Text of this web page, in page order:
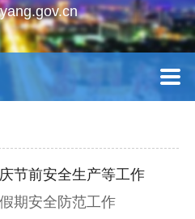
节前安全生产等工作
期安全防范工作